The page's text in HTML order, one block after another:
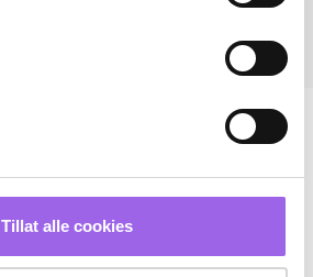
Tillat alle cookies